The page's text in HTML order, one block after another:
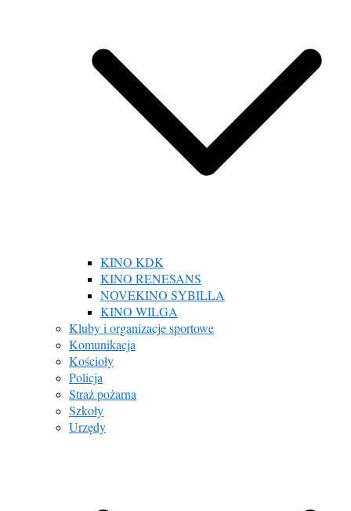
KINO KDK
KINO RENESANS
NOVEKINO SYBILLA
KINO WILGA
Kluby i organizacje sportowe
Komunikacja
Kościoły
Policja
Straż pożarna
Szkoły
Urzędy